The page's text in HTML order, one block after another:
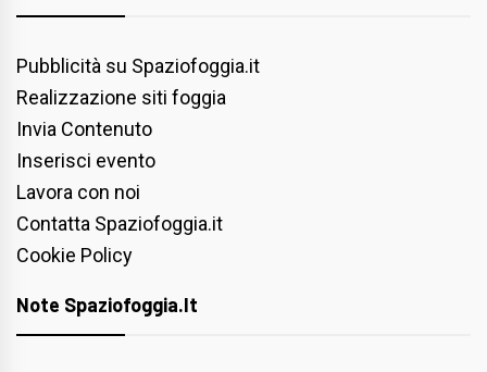
Pubblicità su Spaziofoggia.it
Realizzazione siti foggia
Invia Contenuto
Inserisci evento
Lavora con noi
Contatta Spaziofoggia.it
Cookie Policy
Note Spaziofoggia.it